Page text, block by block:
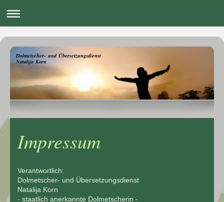
Dolmetscher- und Übersetzungsdienst
Natalija Korn
Impressum
Verantwortlich:
Dolmetscher- und Übersetzungsdienst
Natalija Korn
- staatlich anerkannte Dolmetscherin -